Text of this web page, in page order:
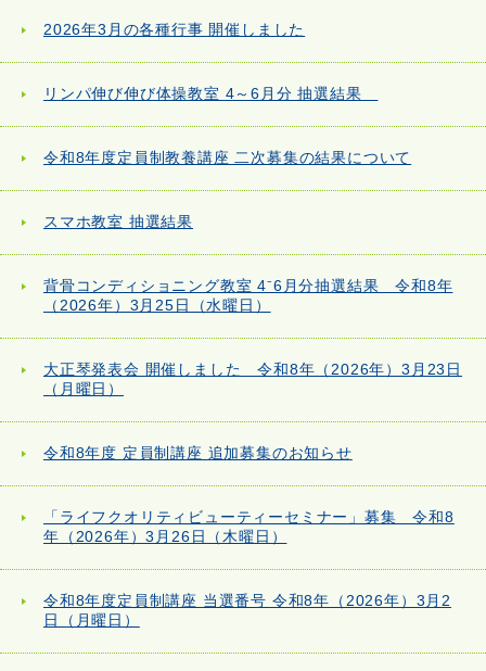
2026年3月の各種行事 開催しました
リンパ伸び伸び体操教室 4～6月分 抽選結果
令和8年度定員制教養講座 二次募集の結果について
スマホ教室 抽選結果
背骨コンディショニング教室 4⁻6月分抽選結果 令和8年
（2026年）3月25日（水曜日）
大正琴発表会 開催しました 令和8年（2026年）3月23日
（月曜日）
令和8年度 定員制講座 追加募集のお知らせ
「ライフクオリティビューティーセミナー」募集 令和8
年（2026年）3月26日（木曜日）
令和8年度定員制講座 当選番号 令和8年（2026年）3月2
日（月曜日）